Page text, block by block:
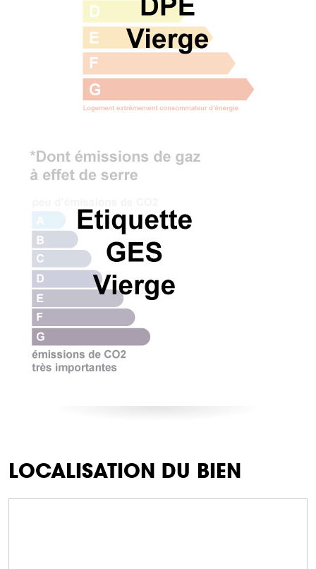
LOCALISATION DU BIEN